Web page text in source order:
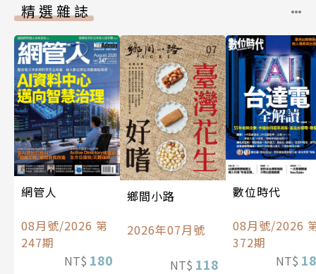
精選雜誌
網管人
08月號/2026 第
247期
NT$ 180
鄉間小路
2026年07月號
NT$ 118
數位時代
08月號/2026
372期
NT$